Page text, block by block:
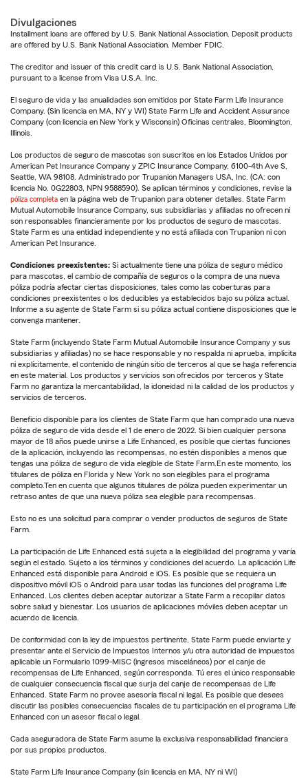
Divulgaciones
Installment loans are offered by U.S. Bank National Association. Deposit products
are offered by U.S. Bank National Association. Member FDIC.
The creditor and issuer of this credit card is U.S. Bank National Association,
pursuant to a license from Visa U.S.A. Inc.
El seguro de vida y las anualidades son emitidos por State Farm Life Insurance
Company. (Sin licencia en MA, NY y WI) State Farm Life and Accident Assurance
Company (con licencia en New York y Wisconsin) Oficinas centrales, Bloomington,
Illinois.
Los productos de seguro de mascotas son suscritos en los Estados Unidos por
American Pet Insurance Company y ZPIC Insurance Company, 6100-4th Ave S,
Seattle, WA 98108. Administrado por Trupanion Managers USA, Inc. (CA: con
licencia No. 0G22803, NPN 9588590). Se aplican términos y condiciones, revise la
póliza completa en la página web de Trupanion para obtener detalles. State Farm
Mutual Automobile Insurance Company, sus subsidiarias y afiliadas no ofrecen ni
son responsables financieramente por los productos de seguro de mascotas.
State Farm es una entidad independiente y no está afiliada con Trupanion ni con
American Pet Insurance.
Condiciones preexistentes: Si actualmente tiene una póliza de seguro médico
para mascotas, el cambio de compañía de seguros o la compra de una nueva
póliza podría afectar ciertas disposiciones, tales como las coberturas para
condiciones preexistentes o los deducibles ya establecidos bajo su póliza actual.
Informe a su agente de State Farm si su póliza actual contiene disposiciones que le
convenga mantener.
State Farm (incluyendo State Farm Mutual Automobile Insurance Company y sus
subsidiarias y afiliadas) no se hace responsable y no respalda ni aprueba, implícita
ni explícitamente, el contenido de ningún sitio de terceros al que se haga referencia
en este material. Los productos y servicios son ofrecidos por terceros y State
Farm no garantiza la mercantabilidad, la idoneidad ni la calidad de los productos y
servicios de terceros.
Beneficio disponible para los clientes de State Farm que han comprado una nueva
póliza de seguro de vida desde el 1 de enero de 2022. Si bien cualquier persona
mayor de 18 años puede unirse a Life Enhanced, es posible que ciertas funciones
de la aplicación, incluyendo las recompensas, no estén disponibles a menos que
tengas una póliza de seguro de vida elegible de State Farm.En este momento, los
titulares de póliza en Florida y New York no son elegibles para el programa
completo.Ten en cuenta que algunos titulares de póliza pueden experimentar un
retraso antes de que una nueva póliza sea elegible para recompensas.
Esto no es una solicitud para comprar o vender productos de seguros de State
Farm.
La participación de Life Enhanced está sujeta a la elegibilidad del programa y varía
según el estado. Sujeto a los términos y condiciones del acuerdo. La aplicación Life
Enhanced está disponible para Android e iOS. Es posible que se requiera un
dispositivo móvil iOS o Android para usar todas las funciones del programa Life
Enhanced. Los clientes deben aceptar autorizar a State Farm a recopilar datos
sobre salud y bienestar. Los usuarios de aplicaciones móviles deben aceptar un
acuerdo de licencia.
De conformidad con la ley de impuestos pertinente, State Farm puede enviarte y
presentar ante el Servicio de Impuestos Internos y/u otra autoridad de impuestos
aplicable un Formulario 1099-MISC (ingresos misceláneos) por el canje de
recompensas de Life Enhanced, según corresponda. Tú eres el único responsable
de cualquier consecuencia fiscal que surja del canje de recompensas de Life
Enhanced. State Farm no provee asesoría fiscal ni legal. Es posible que desees
discutir las posibles consecuencias fiscales de tu participación en el programa Life
Enhanced con un asesor fiscal o legal.
Cada aseguradora de State Farm asume la exclusiva responsabilidad financiera
por sus propios productos.
State Farm Life Insurance Company (sin licencia en MA, NY ni WI)